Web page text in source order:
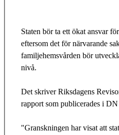
Staten bör ta ett ökat ansvar
eftersom det för närvarande
familjehemsvården bör
nivå.
Det skriver Riksdagens
rapport som publicerades i
"Granskningen har visat att